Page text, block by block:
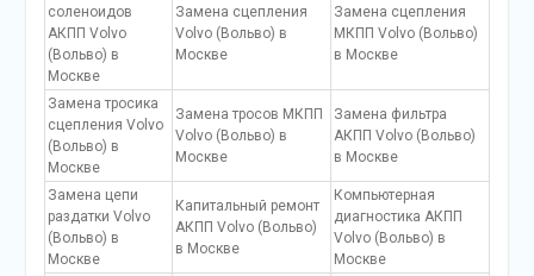
соленоидов
АКПП Volvo
(Вольво) в
Москве
Замена сцепления
Volvo (Вольво) в
Москве
Замена сцепления
МКПП Volvo (Вольво)
в Москве
Замена тросика
сцепления Volvo
(Вольво) в
Москве
Замена тросов МКПП
Volvo (Вольво) в
Москве
Замена фильтра
АКПП Volvo (Вольво)
в Москве
Замена цепи
раздатки Volvo
(Вольво) в
Москве
Капитальный ремонт
АКПП Volvo (Вольво)
в Москве
Компьютерная
диагностика АКПП
Volvo (Вольво) в
Москве